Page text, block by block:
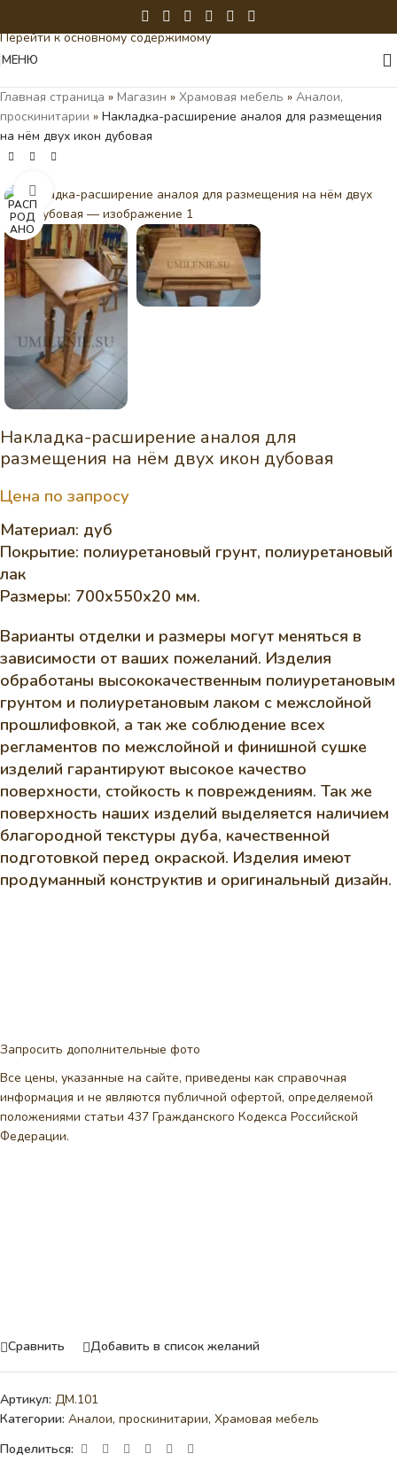
Перейти к основному содержимому
МЕНЮ
Главная страница » Магазин » Храмовая мебель » Аналои,
проскинитарии » Накладка-расширение аналоя для размещения
на нём двух икон дубовая
РАСП
РОД
АНО
Нажмите, чтобы увеличить
Накладка-расширение аналоя для
размещения на нём двух икон дубовая
Цена по запросу
Материал: дуб
Покрытие: полиуретановый грунт, полиуретановый
лак
Размеры: 700х550х20 мм.
Варианты отделки и размеры могут меняться в
зависимости от ваших пожеланий. Изделия
обработаны высококачественным полиуретановым
грунтом и полиуретановым лаком с межслойной
прошлифовкой, а так же соблюдение всех
регламентов по межслойной и финишной сушке
изделий гарантируют высокое качество
поверхности, стойкость к повреждениям. Так же
поверхность наших изделий выделяется наличием
благородной текстуры дуба, качественной
подготовкой перед окраской. Изделия имеют
продуманный конструктив и оригинальный дизайн.
Запросить дополнительные фото
Все цены, указанные на сайте, приведены как справочная
информация и не являются публичной офертой, определяемой
положениями статьи 437 Гражданского Кодекса Российской
Федерации.
Сравнить Добавить в список желаний
Артикул: ДМ.101
Категории: Аналои, проскинитарии, Храмовая мебель
Поделиться: